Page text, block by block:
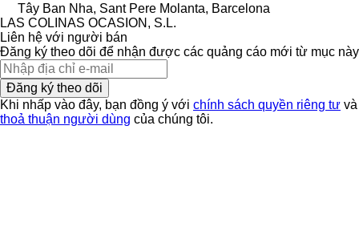
Tây Ban Nha, Sant Pere Molanta, Barcelona
LAS COLINAS OCASION, S.L.
Liên hệ với người bán
Đăng ký theo dõi để nhận được các quảng cáo mới từ mục này
Đăng ký theo dõi
Khi nhấp vào đây, bạn đồng ý với chính sách quyền riêng tư và
thoả thuận người dùng của chúng tôi.